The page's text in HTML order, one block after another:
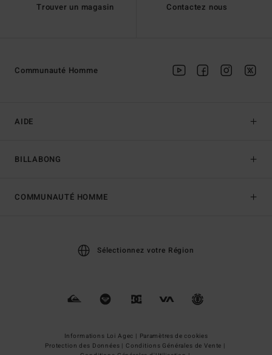
Trouver un magasin Contactez nous
AIDE
BILLABONG
Communauté Homme
COMMUNAUTÉ HOMME
Sélectionnez votre Région
Informations Loi Agec | Paramètres de cookies
Protection des Données | Conditions Générales de Vente |